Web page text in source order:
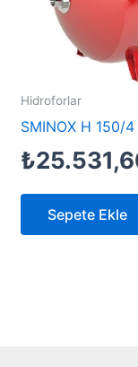
Hidroforlar
SMINOX H 150/4
₺
Sepete Ekle